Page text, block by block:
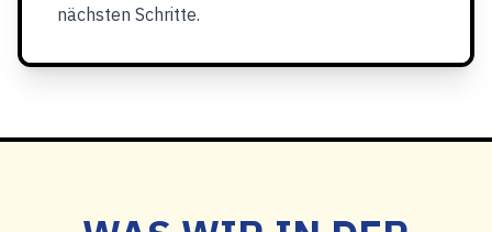
nächsten Schritte.